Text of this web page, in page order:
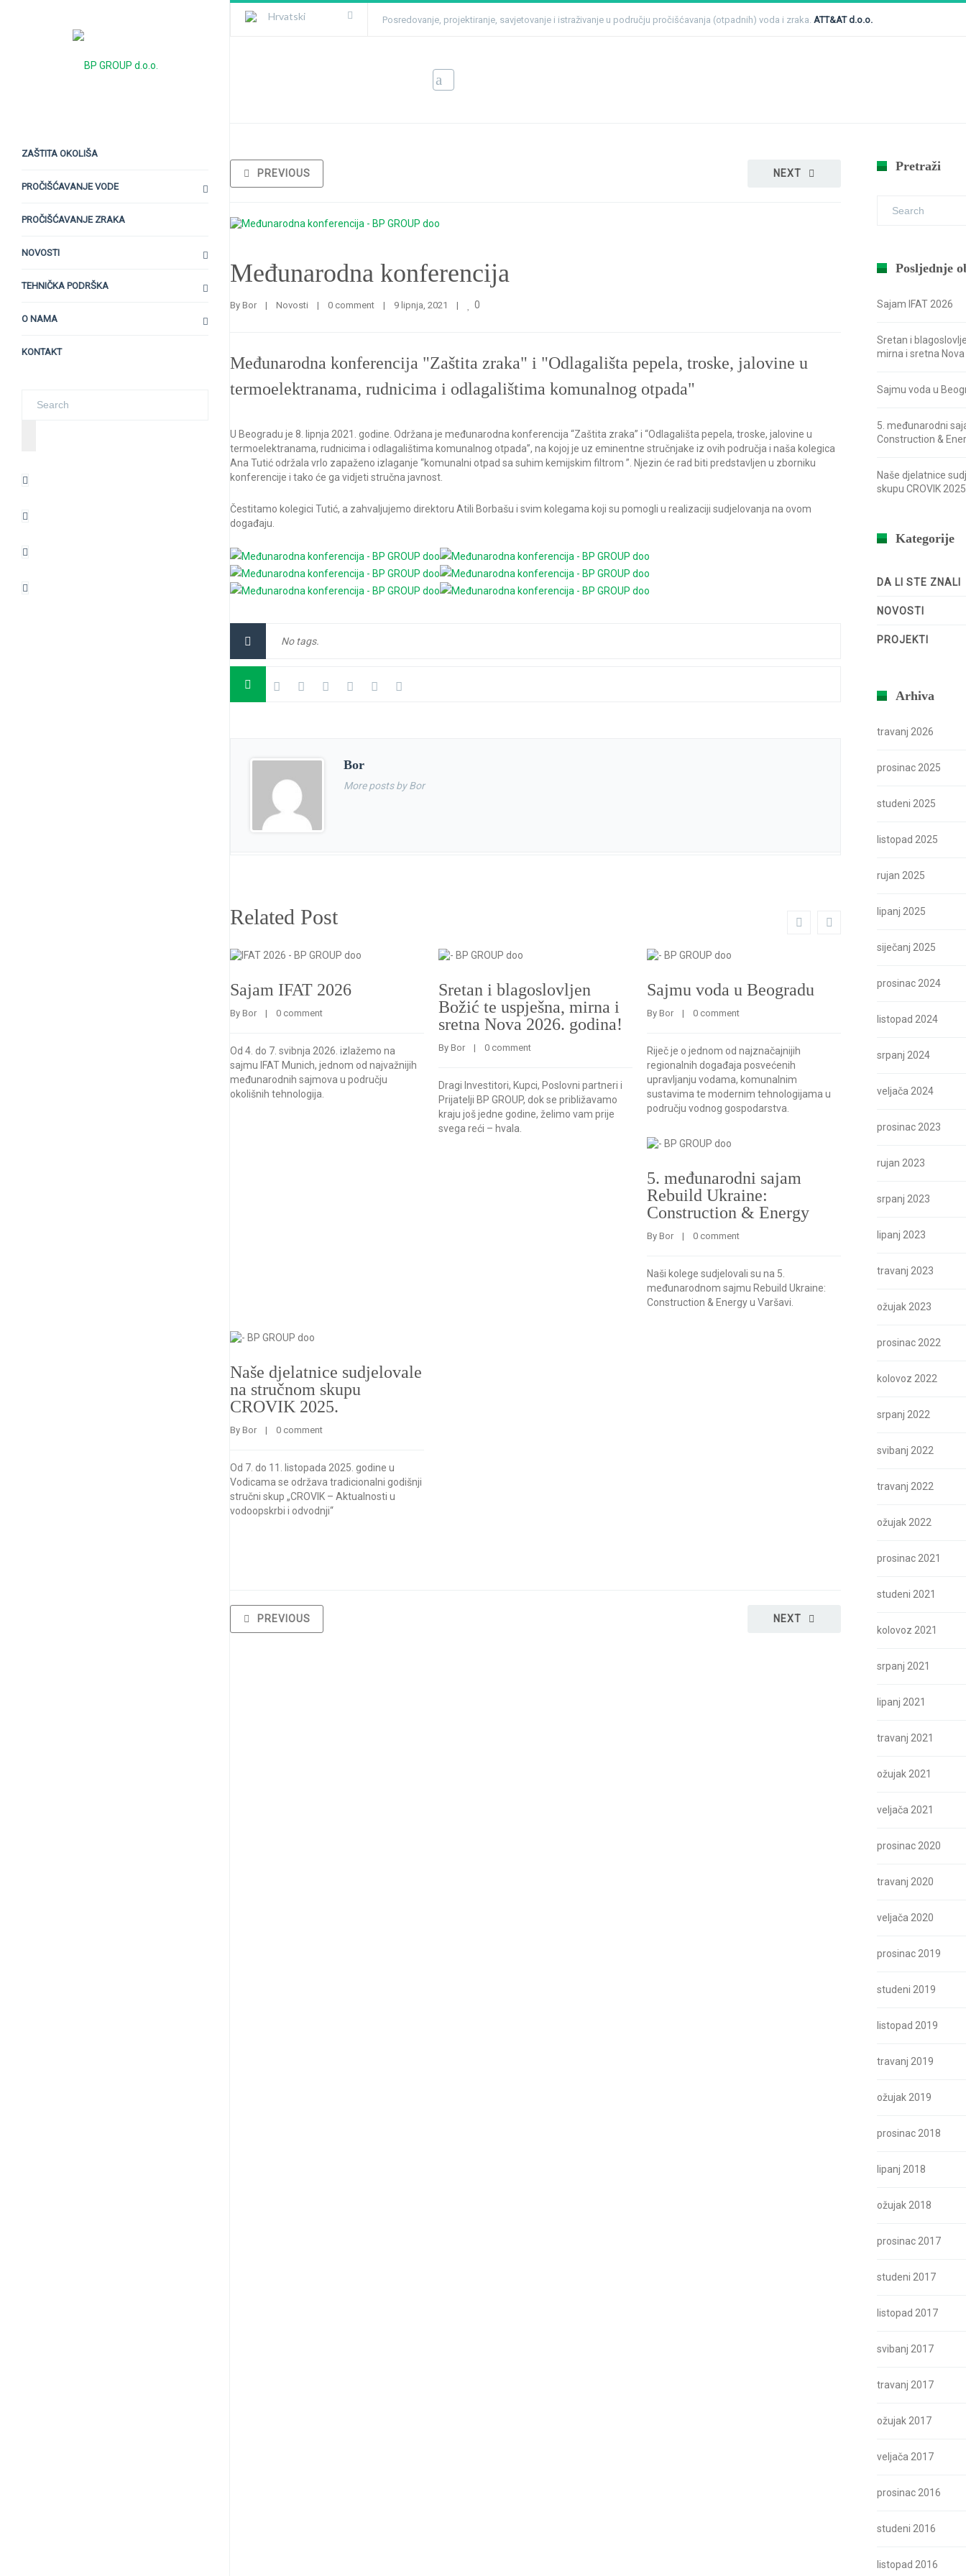
Hrvatski Posredovanje, projektiranje, savjetovanje i istraživanje u području pročišćavanja (otpadnih) voda i zraka. ATT&AT d.o.o.
ZAŠTITA OKOLIŠA
PROČIŠĆAVANJE VODE
PROČIŠĆAVANJE ZRAKA
NOVOSTI
TEHNIČKA PODRŠKA
O NAMA
KONTAKT
NEXT
PREVIOUS
Međunarodna konferencija
By Bor | Novosti | 0 comment | 9 lipnja, 2021 | 0
Međunarodna konferencija "Zaštita zraka" i "Odlagališta pepela, troske, jalovine u
termoelektranama, rudnicima i odlagalištima komunalnog otpada"
U Beogradu je 8. lipnja 2021. godine. Održana je međunarodna konferencija “Zaštita zraka” i “Odlagališta pepela, troske, jalovine u
termoelektranama, rudnicima i odlagalištima komunalnog otpada”, na kojoj je uz eminentne stručnjake iz ovih područja i naša kolegica
Ana Tutić održala vrlo zapaženo izlaganje “komunalni otpad sa suhim kemijskim filtrom ”. Njezin će rad biti predstavljen u zborniku
konferencije i tako će ga vidjeti stručna javnost.
Čestitamo kolegici Tutić, a zahvaljujemo direktoru Atili Borbašu i svim kolegama koji su pomogli u realizaciji sudjelovanja na ovom
događaju.
No tags.
Bor
More posts by Bor
Related Post
Sajam IFAT 2026
By Bor
    |
0 comment
Od 4. do 7. svibnja 2026. izlažemo na
sajmu IFAT Munich, jednom od najvažnijih
međunarodnih sajmova u području
okolišnih tehnologija.
Sretan i blagoslovljen
Božić te uspješna, mirna i
sretna Nova 2026. godina!
By Bor
    |
0 comment
Dragi Investitori, Kupci, Poslovni partneri i
Prijatelji BP GROUP, dok se približavamo
kraju još jedne godine, želimo vam prije
svega reći – hvala.
Sajmu voda u Beogradu
By Bor
    |
0 comment
Riječ je o jednom od najznačajnijih
regionalnih događaja posvećenih
upravljanju vodama, komunalnim
sustavima te modernim tehnologijama u
području vodnog gospodarstva.
5. međunarodni sajam
Rebuild Ukraine:
Construction & Energy
By Bor
    |
0 comment
Naši kolege sudjelovali su na 5.
međunarodnom sajmu Rebuild Ukraine:
Construction & Energy u Varšavi.
Naše djelatnice sudjelovale
na stručnom skupu
CROVIK 2025.
By Bor
    |
0 comment
Od 7. do 11. listopada 2025. godine u
Vodicama se održava tradicionalni godišnji
stručni skup „CROVIK – Aktualnosti u
vodoopskrbi i odvodnji“
NEXT
PREVIOUS
Pretraži
Posljednje
Sajam IFAT 2026
Sretan i
mirna i sretna
Sajmu voda u
5. međunarodni
Construction &
Naše djelatnice
skupu CROVIK
Kategorije
DA LI STE ZNALI
NOVOSTI
PROJEKTI
Arhiva
travanj 2026
prosinac 2025
studeni 2025
listopad 2025
rujan 2025
lipanj 2025
siječanj 2025
prosinac 2024
listopad 2024
srpanj 2024
veljača 2024
prosinac 2023
rujan 2023
srpanj 2023
lipanj 2023
travanj 2023
ožujak 2023
prosinac 2022
kolovoz 2022
srpanj 2022
svibanj 2022
travanj 2022
ožujak 2022
prosinac 2021
studeni 2021
kolovoz 2021
srpanj 2021
lipanj 2021
travanj 2021
ožujak 2021
veljača 2021
prosinac 2020
travanj 2020
veljača 2020
prosinac 2019
studeni 2019
listopad 2019
travanj 2019
ožujak 2019
prosinac 2018
lipanj 2018
ožujak 2018
prosinac 2017
studeni 2017
listopad 2017
svibanj 2017
travanj 2017
ožujak 2017
veljača 2017
prosinac 2016
studeni 2016
listopad 2016